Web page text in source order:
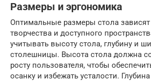
Размеры и эргономика
Оптимальные размеры стола
творчества и доступного
учитывать высоту стола, глубину и
столешницы. Высота стола должна
росту пользователя, чтобы
осанку и избежать усталости.